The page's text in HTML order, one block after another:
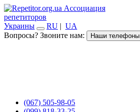
Ассоциация
репетиторов
Украины
RU | UA
Вопросы? Звоните нам:
Наши телефоны
(067) 505-98-05